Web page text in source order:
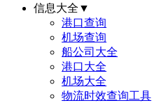
信息大全 ▼
港口查询
机场查询
船公司大全
港口大全
机场大全
物流时效查询工具